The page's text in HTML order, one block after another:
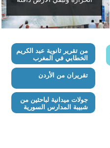
من تقرير ثانوية عبد الكريم
الخطابي في المغرب
تقريران من الأردن
جولات ميدانية لباحثين من
شبيبة المدارس السورية